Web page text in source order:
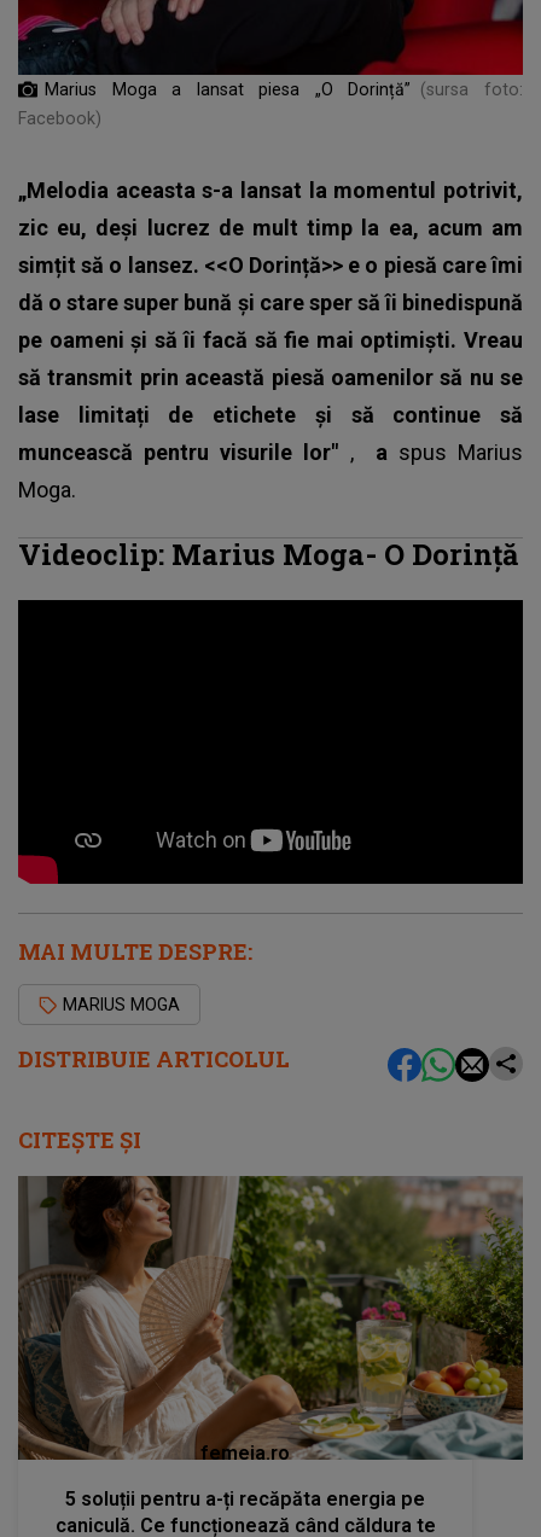
DISTRIBUIE ARTICOLUL
Marius Moga a lansat piesa „O Dorință”
(sursa foto:
Facebook)
„Melodia aceasta s-a lansat la momentul potrivit,
zic eu, deși lucrez de mult timp la ea, acum am
simțit să o lansez. <<O Dorință>> e o piesă care îmi
dă o stare super bună și care sper să îi binedispună
pe oameni și să îi facă să fie mai optimiști. Vreau
să transmit prin această piesă oamenilor să nu se
lase limitați de etichete și să continue să
muncească pentru visurile lor" , a spus Marius
Moga.
Videoclip: Marius Moga- O Dorință
MAI MULTE DESPRE:
MARIUS MOGA
CITEȘTE ȘI
femeia.ro
5 soluții pentru a-ți recăpăta energia pe
caniculă. Ce funcționează când căldura te